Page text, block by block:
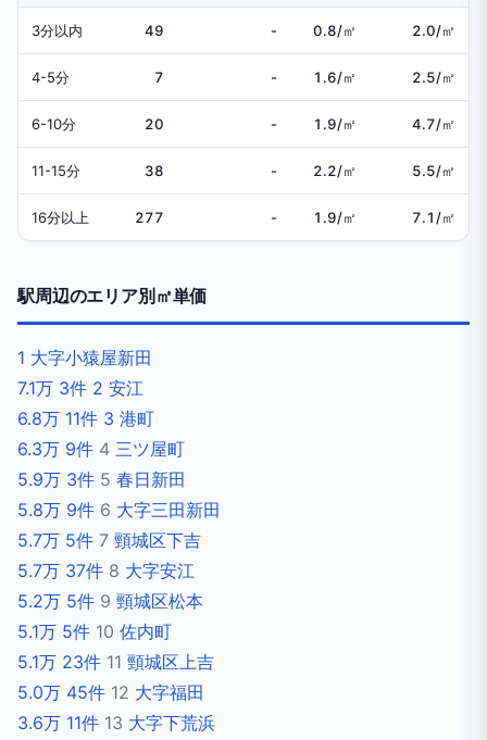
3分以内 49 - 0.8/㎡ 2.0/㎡
4-5分 7 - 1.6/㎡ 2.5/㎡
6-10分 20 - 1.9/㎡ 4.7/㎡
11-15分 38 - 2.2/㎡ 5.5/㎡
16分以上 277 - 1.9/㎡ 7.1/㎡
駅周辺のエリア別㎡単価
1 大字小猿屋新田
7.1万 3件 2 安江
6.8万 11件 3 港町
6.3万 9件 4 三ツ屋町
5.9万 3件 5 春日新田
5.8万 9件 6 大字三田新田
5.7万 5件 7 頸城区下吉
5.7万 37件 8 大字安江
5.2万 5件 9 頸城区松本
5.1万 5件 10 佐内町
5.1万 23件 11 頸城区上吉
5.0万 45件 12 大字福田
3.6万 11件 13 大字下荒浜